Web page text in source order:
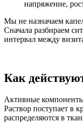
напряжение,
Мы не назначаем
Сначала разбираем
интервал между
Как
Активные
Раствор поступает в
распределяются в